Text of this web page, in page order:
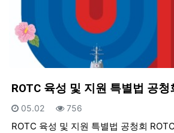
ROTC 육성 및 지원 특별법 공청
등록일
05.02 조회
756
ROTC 육성 및 지원 특별법 공청회